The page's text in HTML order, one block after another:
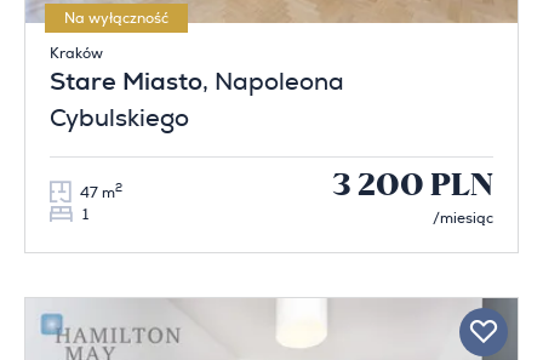
Na wyłączność
Kraków
Stare Miasto, Napoleona
Cybulskiego
47 m2
1
3 200 PLN
/miesiąc